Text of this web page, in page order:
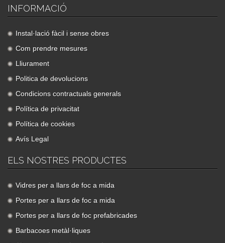
INFORMACIÓ
Instal·lació fàcil i sense obres
Com prendre mesures
Lliurament
Politica de devolucions
Condicions contractuals generals
Política de privacitat
Política de cookies
Avís Legal
ELS NOSTRES PRODUCTES
Vidres per a llars de foc a mida
Portes per a llars de foc a mida
Portes per a llars de foc prefabricades
Barbacoes metàl·liques